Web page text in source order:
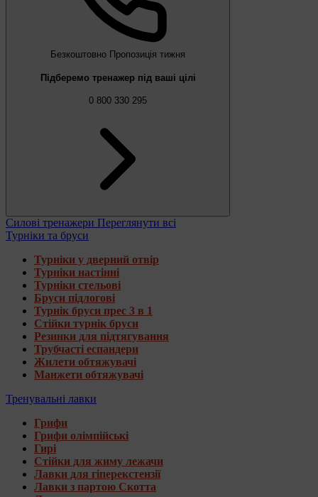
Безкоштовно Пропозиція тижня
Підберемо тренажер під ваші цілі
0 800 330 295
Силові тренажери Переглянути всі
Турніки та бруси
Турніки у дверний отвір
Турніки настінні
Турніки стельові
Бруси підлогові
Турнік бруси прес 3 в 1
Стійки турнік бруси
Резинки для підтягування
Трубчасті еспандери
Жилети обтяжувачі
Манжети обтяжувачі
Тренувальні лавки
Грифи
Грифи олімпійські
Гирі
Стійки для жиму лежачи
Лавки для гіперекстензії
Лавки з партою Скотта